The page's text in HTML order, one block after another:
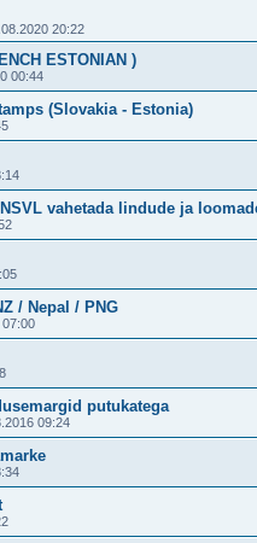
20:22
ESTONIAN )
00:44
(Slovakia - Estonia)
vahetada lindude ja
/ Nepal / PNG
07:00
putukatega
09:24